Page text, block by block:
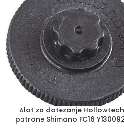
Alat za dotezanje
patrone Shimano FC16